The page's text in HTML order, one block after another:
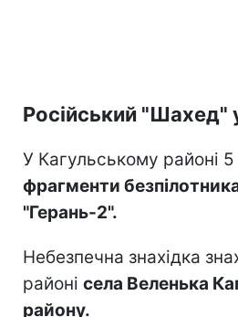
Російський "Шахед"
У Кагульському районі
фрагменти
"Герань-2".
Небезпечна знахідка
районі села Веленька
району.